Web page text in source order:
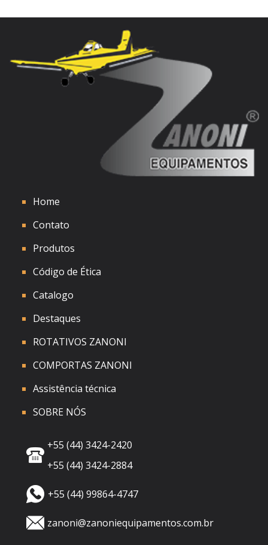
Home
Contato
Produtos
Código de Ética
Catalogo
Destaques
ROTATIVOS ZANONI
COMPORTAS ZANONI
Assistência técnica
SOBRE NÓS
+55 (44) 3424-2420
+55 (44) 3424-2884
+55 (44) 99864-4747
zanoni@zanoniequipamentos.com.br